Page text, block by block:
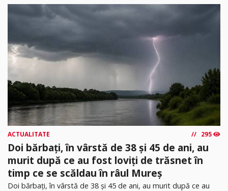
ACTUALITATE 295
Doi bărbați, în vârstă de 38 și 45 de ani, au
murit după ce au fost loviți de trăsnet în
timp ce se scăldau în râul Mureș
Doi bărbați, în vârstă de 38 și 45 de ani, au murit după ce au